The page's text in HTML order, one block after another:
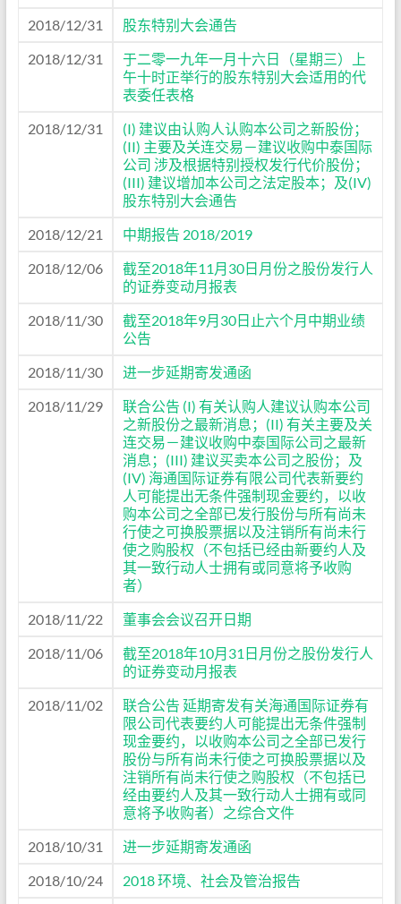
2018/12/31
股东特别大会通告
2018/12/31
于二零一九年一月十六日（星期三）上
午十时正举行的股东特别大会适用的代
表委任表格
2018/12/31
(I) 建议由认购人认购本公司之新股份；
(II) 主要及关连交易－建议收购中泰国际
公司 涉及根据特别授权发行代价股份；
(III) 建议增加本公司之法定股本；及(IV)
股东特别大会通告
2018/12/21
中期报告 2018/2019
2018/12/06
截至2018年11月30日月份之股份发行人
的证券变动月报表
2018/11/30
截至2018年9月30日止六个月中期业绩
公告
2018/11/30
进一步延期寄发通函
2018/11/29
联合公告 (I) 有关认购人建议认购本公司
之新股份之最新消息；(II) 有关主要及关
连交易－建议收购中泰国际公司之最新
消息；(III) 建议买卖本公司之股份；及
(IV) 海通国际证券有限公司代表新要约
人可能提出无条件强制现金要约，以收
购本公司之全部已发行股份与所有尚未
行使之可换股票据以及注销所有尚未行
使之购股权（不包括已经由新要约人及
其一致行动人士拥有或同意将予收购
者）
2018/11/22
董事会会议召开日期
2018/11/06
截至2018年10月31日月份之股份发行人
的证券变动月报表
2018/11/02
联合公告 延期寄发有关海通国际证券有
限公司代表要约人可能提出无条件强制
现金要约，以收购本公司之全部已发行
股份与所有尚未行使之可换股票据以及
注销所有尚未行使之购股权（不包括已
经由要约人及其一致行动人士拥有或同
意将予收购者）之综合文件
2018/10/31
进一步延期寄发通函
2018/10/24
2018 环境、社会及管治报告